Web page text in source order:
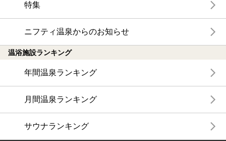
特集
ニフティ温泉からのお知らせ
温浴施設ランキング
年間温泉ランキング
月間温泉ランキング
サウナランキング